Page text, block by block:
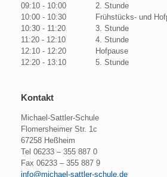
09:10 - 10:00
2. Stunde
10:00 - 10:30
Frühstücks- und
10:30 - 11:20
3. Stunde
11:20 - 12:10
4. Stunde
12:10 - 12:20
Hofpause
12:20 - 13:10
5. Stunde
Kontakt
Michael-Sattler-Schule
Flomersheimer Str. 1c
67258 Heßheim
Tel 06233 – 355 887 0
Fax 06233 – 355 887 9
info@michael-sattler-schule.de